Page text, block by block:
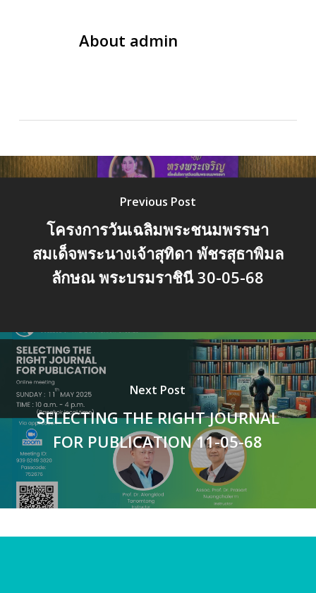
About admin
Previous Post
โครงการวันเฉลิมพระชนมพรรษา
สมเด็จพระนางเจ้าสุทิดา พัชรสุธาพิมล
ลักษณ พระบรมราชินี 30-05-68
Next Post
SELECTING THE RIGHT JOURNAL
FOR PUBLICATION 11-05-68